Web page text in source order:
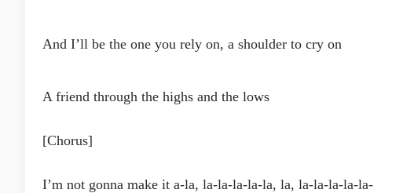
And I’ll be the one you rely on, a shoulder to cry on
A friend through the highs and the lows
[Chorus]
I’m not gonna make it a-la, la-la-la-la-la, la, la-la-la-la-la-